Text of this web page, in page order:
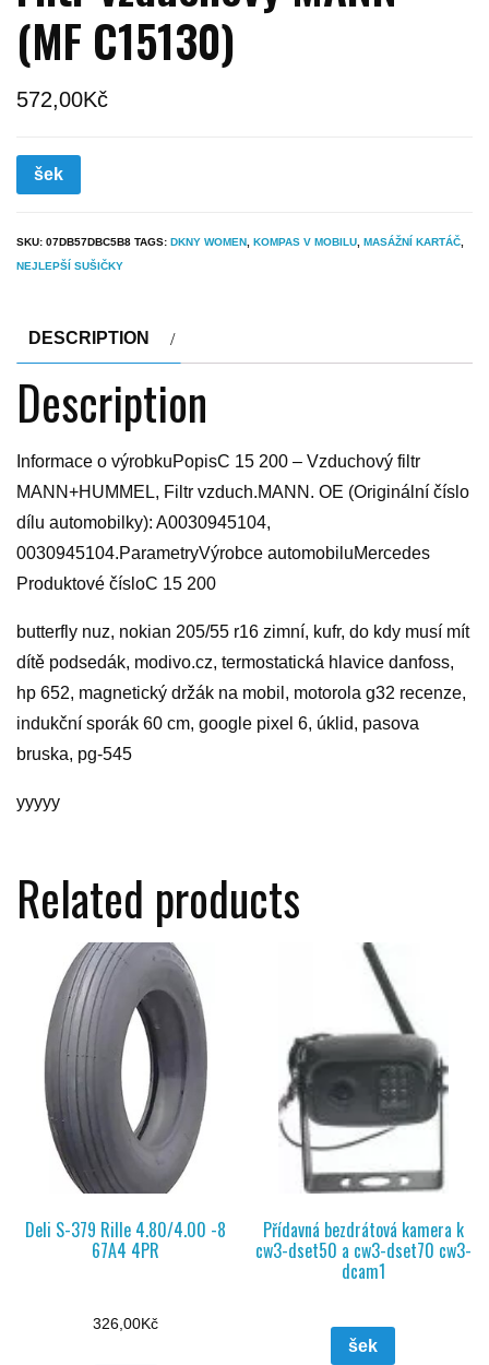
(MF C15130)
572,00Kč
šek
SKU: 07DB57DBC5B8 TAGS: DKNY WOMEN KOMPAS V MOBILU MASÁŽNÍ KARTÁČ
NEJLEPŠÍ SUŠIČKY
DESCRIPTION
Description
Informace o výrobkuPopisC 15 200 – Vzduchový filtr
MANN+HUMMEL, Filtr vzduch.MANN. OE (Originální číslo
dílu automobilky): A0030945104,
0030945104.ParametryVýrobce automobiluMercedes
Produktové čísloC 15 200
butterfly nuz, nokian 205/55 r16 zimní, kufr, do kdy musí mít
dítě podsedák, modivo.cz, termostatická hlavice danfoss,
hp 652, magnetický držák na mobil, motorola g32 recenze,
indukční sporák 60 cm, google pixel 6, úklid, pasova
bruska, pg-545
yyyyy
Related products
Deli S-379 Rille 4.80/4.00 -8
67A4 4PR
326,00Kč
Přídavná bezdrátová kamera k
cw3-dset50 a cw3-dset70 cw3-
dcam1
šek